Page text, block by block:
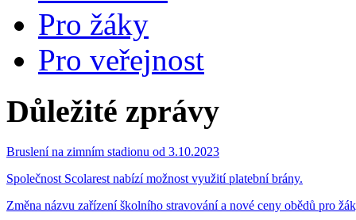
Pro žáky
Pro veřejnost
Důležité zprávy
Bruslení na zimním stadionu od 3.10.2023
Společnost Scolarest nabízí možnost využití platební brány.
Změna názvu zařízení školního stravování a nové ceny obědů pro